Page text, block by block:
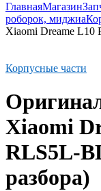
ГлавнаяМагазин
роборок, миджиа
Xiaomi Dreame L10
Корпусные части
Xiaomi
RLS5L-
разбора)